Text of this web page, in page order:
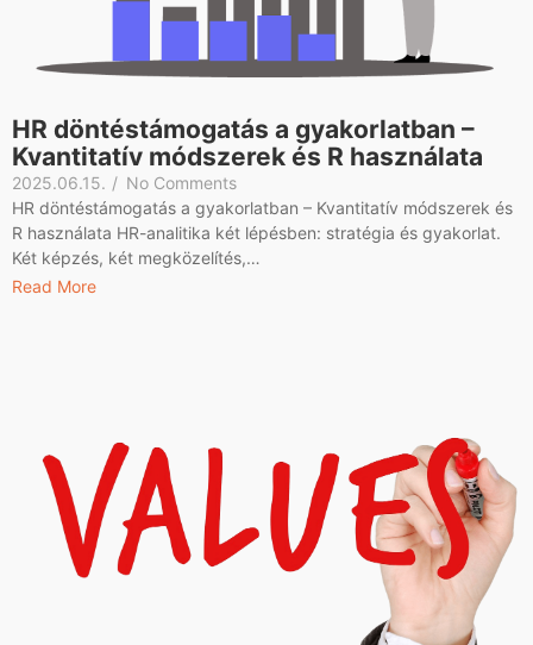
HR döntéstámogatás a gyakorlatban –
Kvantitatív módszerek és R használata
2025.06.15. / No Comments
HR döntéstámogatás a gyakorlatban – Kvantitatív módszerek és
R használata HR-analitika két lépésben: stratégia és gyakorlat.
Két képzés, két megközelítés,…
Read More